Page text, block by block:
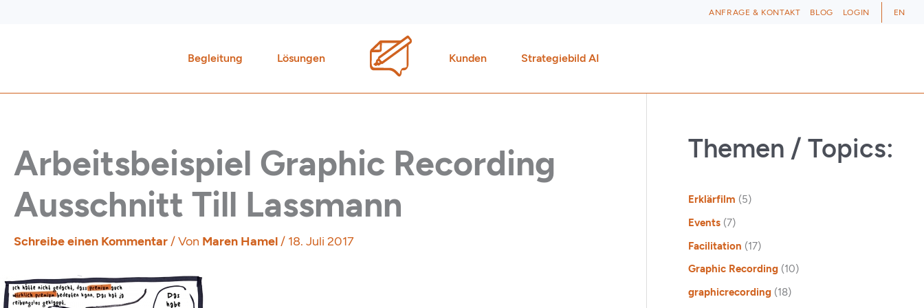
ANFRAGE & KONTAKT BLOG LOGIN EN
Begleitung Lösungen Kunden Strategiebild AI
Arbeitsbeispiel Graphic Recording
Ausschnitt Till Lassmann
Schreibe einen Kommentar/ Von Maren Hamel/ 18. Juli 2017
Themen / Topics:
Erklärfilm (5)
Events(7)
Facilitation (17)
Graphic Recording(10)
graphicrecording(18)